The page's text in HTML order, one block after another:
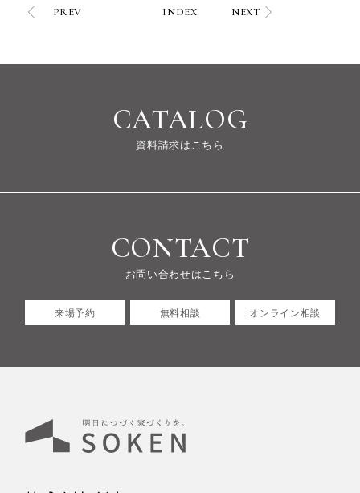
PREV INDEX NEXT
CATALOG
資料請求はこちら
CONTACT
お問い合わせはこちら
来場予約 無料相談 オンライン相談